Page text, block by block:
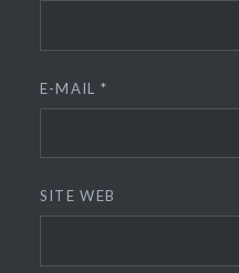
E-MAIL *
SITE WEB